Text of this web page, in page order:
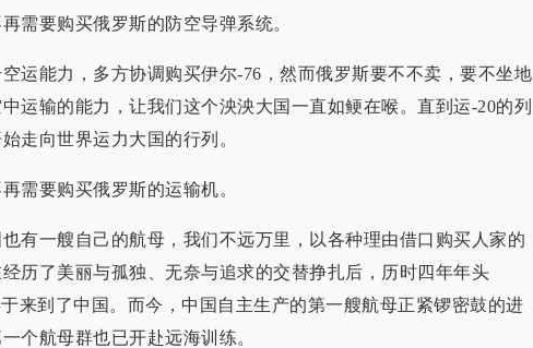
需要购买俄罗斯的防空导弹系统。
运能力，多方协调购买伊尔-76，然而俄罗斯要不不卖，要不坐地
运输的能力，让我们这个泱泱大国一直如鲠在喉。直到运-20的列
走向世界运力大国的行列。
需要购买俄罗斯的运输机。
有一艘自己的航母，我们不远万里，以各种理由借口购买人家的
历了美丽与孤独、无奈与追求的交替挣扎后，历时四年年头
来到了中国。而今，中国自主生产的第一艘航母正紧锣密鼓的进
个航母群也已开赴远海训练。